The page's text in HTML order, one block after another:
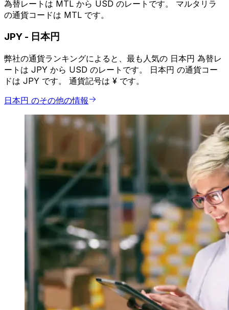
為替レートは MTL から USD のレートです。 マルタリラ
の通貨コードは MTL です。
JPY - 日本円
弊社の通貨ランキングによると、最も人気の 日本円 為替レ
ートは JPY から USD のレートです。 日本円 の通貨コー
ドは JPY です。 通貨記号は ¥ です。
日本円 のその他の情報